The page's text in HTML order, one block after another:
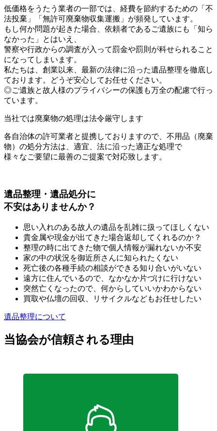
低価格をうたう業者の一部では、経費を節約するための「不
法投棄」「無許可廃棄物収集運搬」が頻発しています。
もし何か問題が起きた場合、依頼者であるご遺族にも「知ら
なかった」とはいえ、
警察や行政からの調査が入って罰金や罰則が科せられること
になってしまいます。
私たちは、創業以来、最新の法律に沿った遺品整理を徹底し
ております。どうぞ安心してお任せください。
◎ご遺族と故人様のプライバシーの保護も万全の配慮で行っ
ています。
当社では廃棄物の処理は法令厳守します
各自治体の許可業者と提携しておりますので、不用品（廃棄
物）の処分方法は、適宜、法に沿った適正な処理で
様々なご要望に最善のご提案で対応致します。
遺品整理・遺品処分に
不安はありませんか？
思い入れのある故人の遺品を乱雑に扱ってほしくない
貴金属や現金が出てきた場合返却してくれるのか？
整理の時に出てきた物で個人情報が漏れないか不安
家の中の状況を御近所さんに知られたくない
死亡後の各種手続の相談ができる知り合いがいない
遠方に住んでいるので、なかなか片づけに行けない
突然亡くなったので、何からしていいかわからない
買取や仏壇の回収、リサイクルなどもお任せしたい
遺品整理について
当協会が信頼される理由